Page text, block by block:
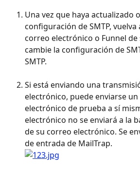
Una vez que haya actualizado
configuración de SMTP,
correo electrónico o Funnel
cambie la configuración de
SMTP.
Si está enviando una
electrónico, puede enviarse
electrónico de prueba a sí
electrónico no se enviará a la
de su correo electrónico. Se
de entrada de MailTrap.